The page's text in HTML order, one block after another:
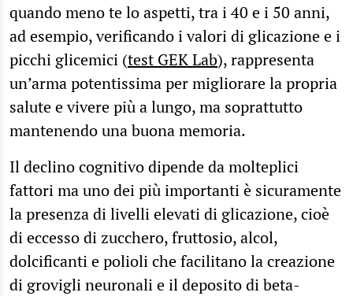
quando meno te lo aspetti, tra i 40 e i 50 anni,
ad esempio, verificando i valori di glicazione e i
picchi glicemici (test GEK Lab), rappresenta
un’arma potentissima per migliorare la propria
salute e vivere più a lungo, ma soprattutto
mantenendo una buona memoria.
Il declino cognitivo dipende da molteplici
fattori ma uno dei più importanti è sicuramente
la presenza di livelli elevati di glicazione, cioè
di eccesso di zucchero, fruttosio, alcol,
dolcificanti e polioli che facilitano la creazione
di grovigli neuronali e il deposito di beta-